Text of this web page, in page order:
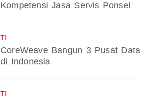
Kompetensi Jasa Servis Ponsel
TI
CoreWeave Bangun 3 Pusat Data
di Indonesia
TI